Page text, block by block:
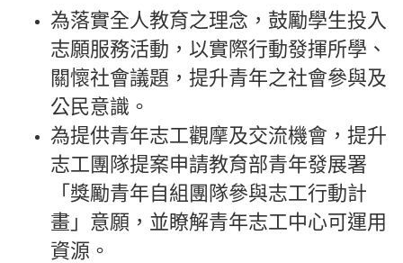
為落實全人教育之理念，鼓勵學生投入
志願服務活動，以實際行動發揮所學、
關懷社會議題，提升青年之社會參與及
公民意識。
為提供青年志工觀摩及交流機會，提升
志工團隊提案申請教育部青年發展署
「獎勵青年自組團隊參與志工行動計
畫」意願，並瞭解青年志工中心可運用
資源。